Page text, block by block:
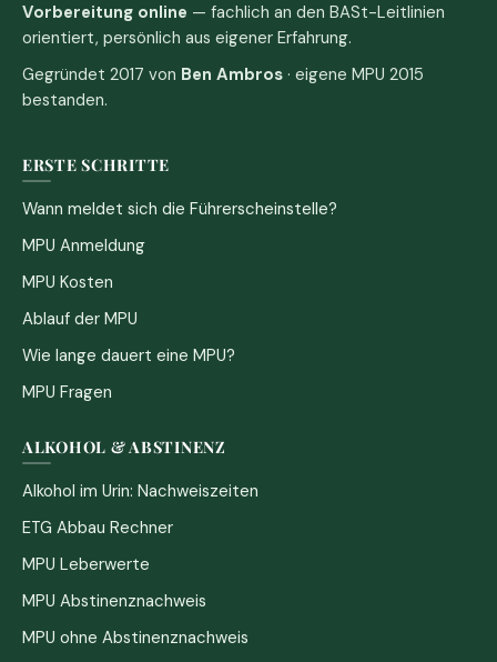
Vorbereitung online — fachlich an den BASt-Leitlinien
orientiert, persönlich aus eigener Erfahrung.
Gegründet 2017 von Ben Ambros · eigene MPU 2015
bestanden.
ERSTE SCHRITTE
Wann meldet sich die Führerscheinstelle?
MPU Anmeldung
MPU Kosten
Ablauf der MPU
Wie lange dauert eine MPU?
MPU Fragen
ALKOHOL & ABSTINENZ
Alkohol im Urin: Nachweiszeiten
ETG Abbau Rechner
MPU Leberwerte
MPU Abstinenznachweis
MPU ohne Abstinenznachweis